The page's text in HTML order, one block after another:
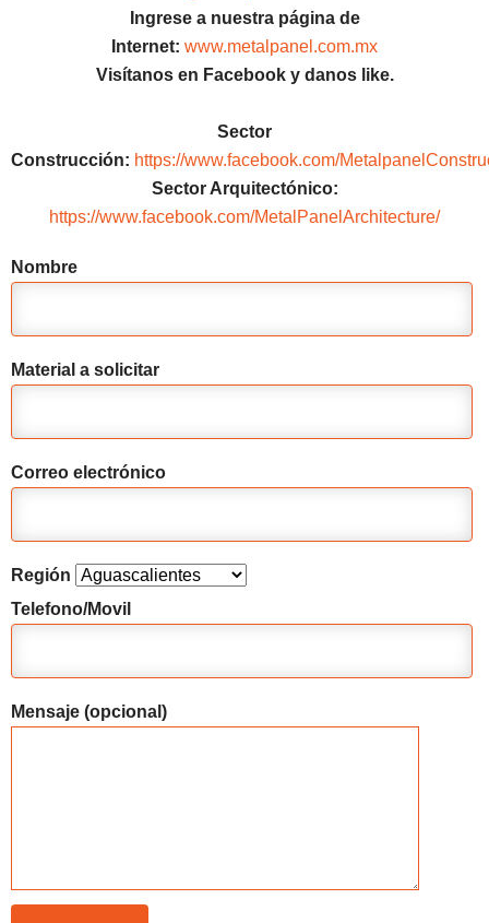
Ingrese a nuestra página de
Internet: www.metalpanel.com.mx
Visítanos en Facebook y danos like.
Sector
Construcción: https://www.facebook.com/
Sector Arquitectónico:
https://www.facebook.com/MetalPanelArchitecture/
Nombre
Material a solicitar
Correo electrónico
Región
Telefono/Movil
Mensaje (opcional)